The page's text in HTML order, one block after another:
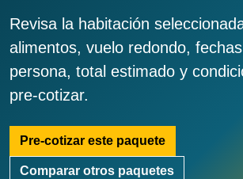
Revisa la habitación
alimentos, vuelo redondo,
persona, total estimado y
pre-cotizar.
Pre-cotizar este paquete
Comparar otros paquetes